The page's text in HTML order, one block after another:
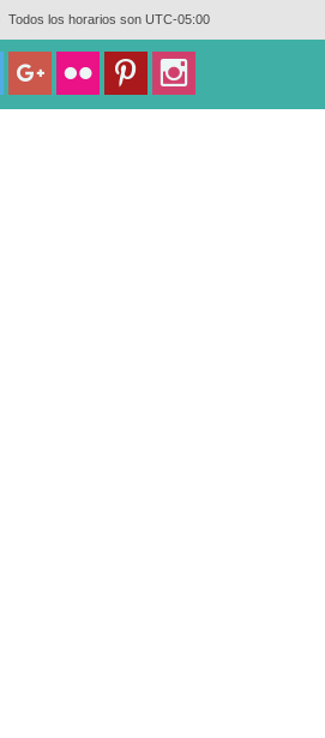
Todos los horarios son UTC-05:00